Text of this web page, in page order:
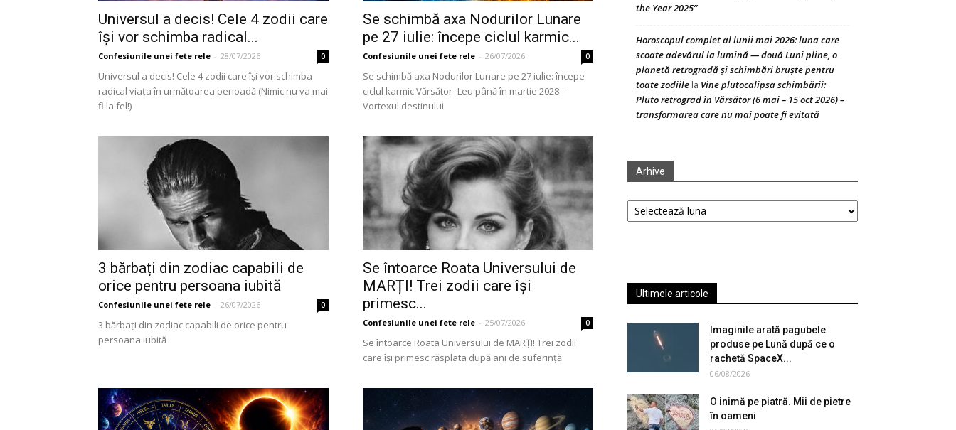
Universul a decis! Cele 4 zodii care
își vor schimba radical...
Confesiunile unei fete rele - 28/07/2026 0
Universul a decis! Cele 4 zodii care își vor schimba
radical viața în următoarea perioadă (Nimic nu va mai
fi la fel!)
Se schimbă axa Nodurilor Lunare
pe 27 iulie: începe ciclul karmic...
Confesiunile unei fete rele - 26/07/2026 0
Se schimbă axa Nodurilor Lunare pe 27 iulie: începe
ciclul karmic Vărsător–Leu până în martie 2028 –
Vortexul destinului
3 bărbați din zodiac capabili de
orice pentru persoana iubită
Confesiunile unei fete rele - 26/07/2026 0
3 bărbați din zodiac capabili de orice pentru
persoana iubită
Se întoarce Roata Universului de
MARȚI! Trei zodii care își
primesc...
Confesiunile unei fete rele - 25/07/2026 0
Se întoarce Roata Universului de MARȚI! Trei zodii
care își primesc răsplata după ani de suferință
the Year 2025”
Horoscopul complet al lunii mai 2026: luna care
scoate adevărul la lumină — două Luni pline, o
planetă retrogradă și schimbări bruște pentru
toate zodiile la Vine plutocalipsa schimbării:
Pluto retrograd în Vărsător (6 mai – 15 oct 2026) –
transformarea care nu mai poate fi evitată
Arhive
Arhive
Ultimele articole
Imaginile arată pagubele
produse pe Lună după ce o
rachetă SpaceX...
06/08/2026
O inimă pe piatră. Mii de pietre
în oameni